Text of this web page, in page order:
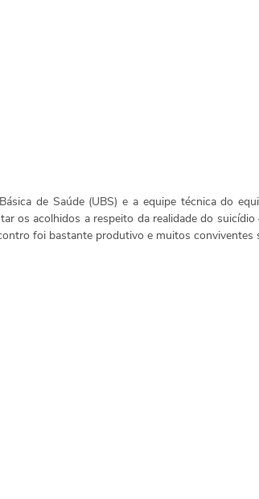
de Saúde (UBS) e a equipe técnica do
os acolhidos a respeito da realidade do
foi bastante produtivo e muitos conviventes